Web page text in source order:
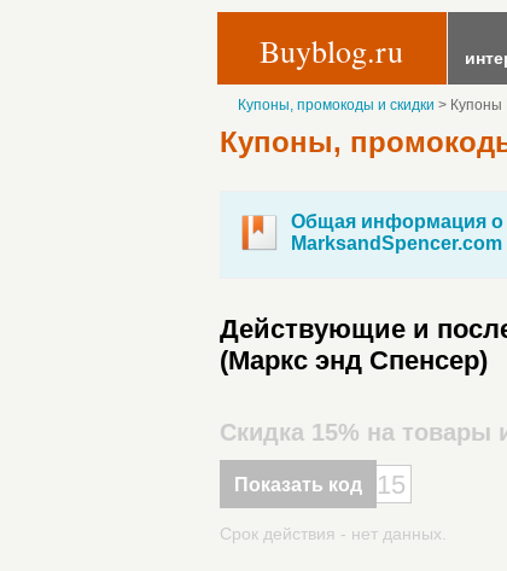
Buyblog.ru
Купоны, промокоды и скидки > Купоны
Купоны,
Общая информация о
MarksandSpencer.com
Действующие и
(Маркс энд Спенсер)
Скидка 15% на товары
Показать код 15
Срок действия - нет данных.